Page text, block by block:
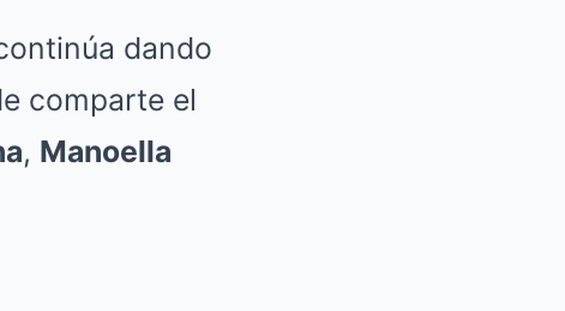
dando
comparte el
, Manoella